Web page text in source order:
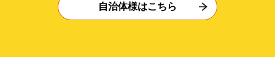
自治体様はこちら